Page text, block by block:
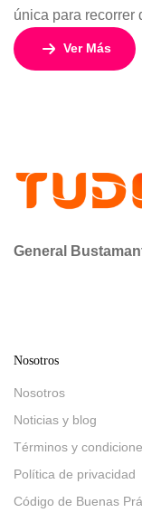
única para recorrer
Con 15 días y 14
cultura, playas,
Ver Más
General
Nosotros
Nosotros
Noticias y blog
Términos y
Política de privacidad
Código de Buenas